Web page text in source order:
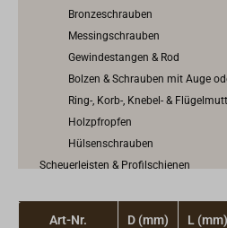
Bronzeschrauben
Messingschrauben
Gewindestangen & Rod
Bolzen & Schrauben mit Auge
Ring-, Korb-, Knebel- &
Holzpfropfen
Hülsenschrauben
Scheuerleisten & Profilschienen
Art-Nr. D (mm) L (mm)